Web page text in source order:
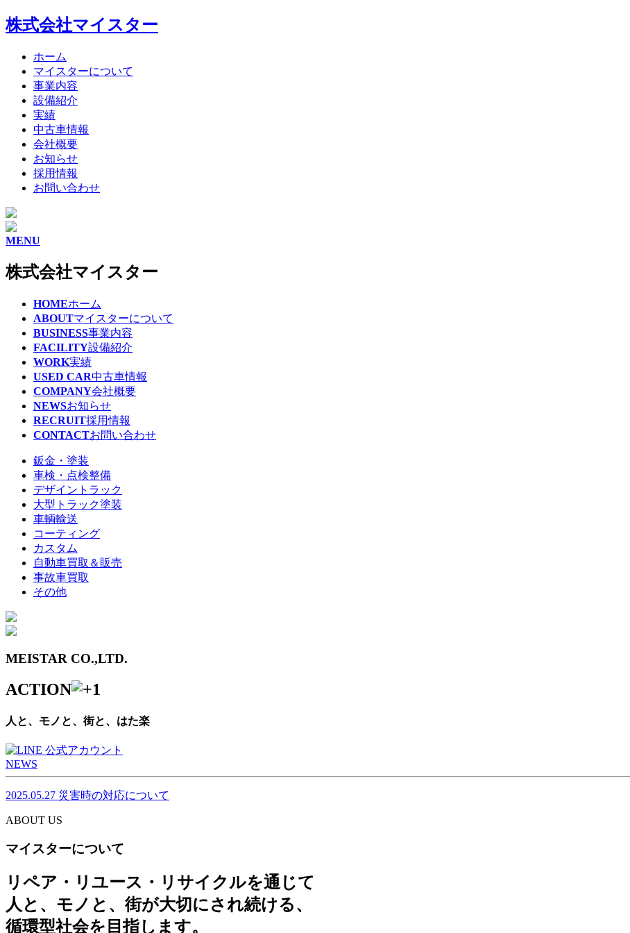
株式会社マイスター
ホーム
マイスターについて
事業内容
設備紹介
実績
中古車情報
会社概要
お知らせ
採用情報
お問い合わせ
MENU
株式会社マイスター
HOMEホーム
ABOUTマイスターについて
BUSINESS事業内容
FACILITY設備紹介
WORK実績
USED CAR中古車情報
COMPANY会社概要
NEWSお知らせ
RECRUIT採用情報
CONTACTお問い合わせ
鈑金・塗装
車検・点検整備
デザイントラック
大型トラック塗装
車輌輸送
コーティング
カスタム
自動車買取＆販売
事故車買取
その他
MEISTAR CO.,LTD.
ACTION
人と、モノと、街と、はた楽
NEWS
2025.05.27 災害時の対応について
ABOUT US
マイスターについて
リペア・リユース・リサイクルを通じて
人と、モノと、街が大切にされ続ける、
循環型社会を目指します。